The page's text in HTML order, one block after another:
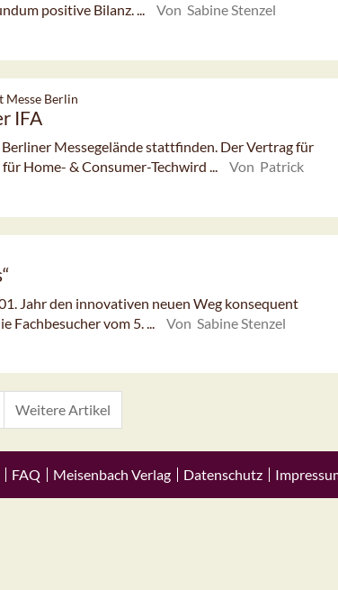
positive Bilanz. ...
Von Sabine Stenzel
Messe Berlin
IFA
Messegelände stattfinden. Der Vertrag für
Home- & Consumer-Techwird ...
Von Patrick
Jahr den innovativen neuen Weg konsequent
Fachbesucher vom 5. ...
Von Sabine Stenzel
Weitere Artikel
FAQ Meisenbach Verlag Datenschutz